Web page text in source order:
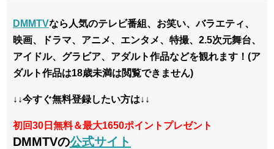
DMMTVなら 人気のテレビ番組、お笑い、バラエティ、
映画、ドラマ、アニメ、エンタメ、特撮、2.5次元舞台、
アイドル、グラビア、アダルト作品などを観れます！(ア
ダルト作品は18歳未満は閲覧できません)
↓↓今すぐ無料登録したい方は↓↓
初回30日無料＆最大1650ポイントプレゼント
DMMTVの公式サイト